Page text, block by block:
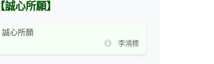
【誠心所願】
誠心所願
◎ 李鴻標